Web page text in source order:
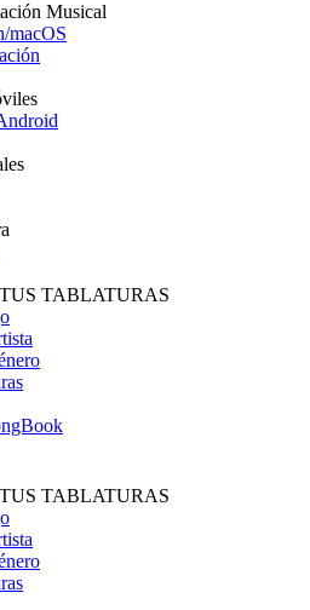
Musical
macOS
TABLATURAS
TABLATURAS